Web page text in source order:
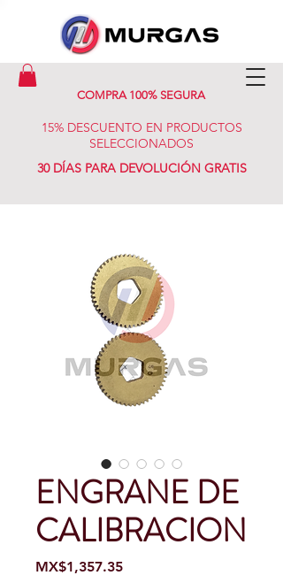
COMPRA 100% SEGURA
15% DESCUENTO EN PRODUCTOS
SELECCIONADOS
30 DÍAS PARA DEVOLUCIÓN GRATIS
ENGRANE DE
CALIBRACION
MX$1,357.35Precio